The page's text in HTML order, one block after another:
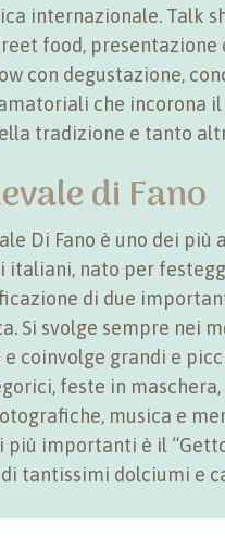
internazionale. Talk
food, presentazione
con degustazione,
che incorona
tradizione e tanto
di Fano
Di Fano è uno dei più
italiani, nato per
di due
Si svolge sempre nei
coinvolge grandi e
feste in
musica e
più importanti è il
tantissimi dolciumi e